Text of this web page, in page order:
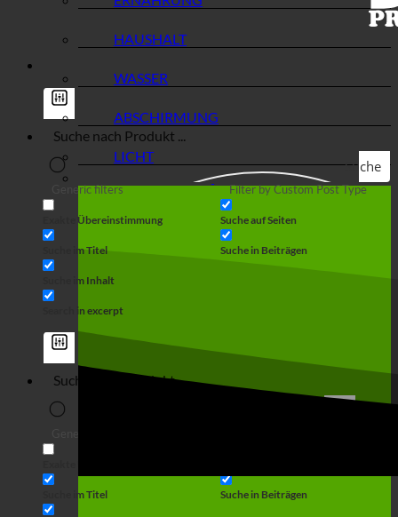
Suche
Generic filters
Exakte Übereinstimmung
Suche im Titel
Suche im Inhalt
Search in excerpt
Filter by Custom Post Type
Suche auf Seiten
Suche in Beiträgen
Suche im Titel Suche in Beiträgen
HAUSHALT
WASSER
ABSCHIRMUNG
LICHT